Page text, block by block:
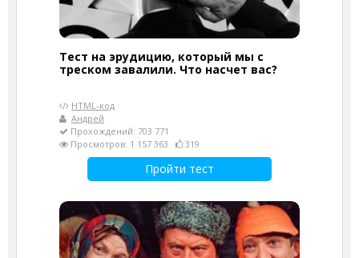
Тест на эрудицию, который мы с
треском завалили. Что насчет вас?
HTML-код
Андрей
Прохождений: 703 771
Просмотров: 1 157 363
319
Пройти тест